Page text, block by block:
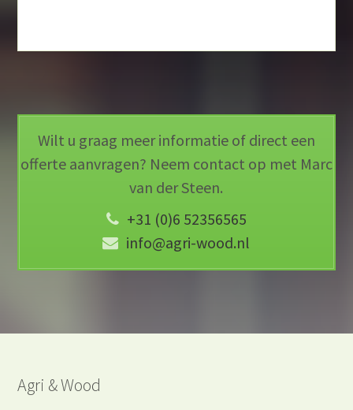
Wilt u graag meer informatie of direct een
offerte aanvragen? Neem contact op met Marc
van der Steen.
+31 (0)6 52356565
info@agri-wood.nl
Agri & Wood